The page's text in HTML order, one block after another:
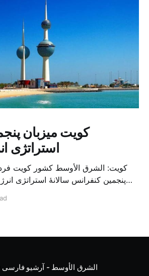
کویت میزبان
استراتژی
کویت: الشرق الأوسط کشور کویت
پنجمین کنفرانس سالانهٔ استراتژی
متخصص از شرکت‌های جهانی نفت و
الشرق الأوسط - آرشیو فارسی